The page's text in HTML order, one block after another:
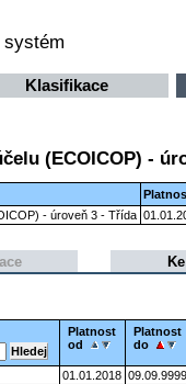
Klasifikace
(ECOICOP) -
- úroveň 3 - Třída
Platnost
od
Platnost
do
01.01.2018 09.09.9999